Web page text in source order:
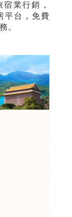
業行銷，
平台，免費
。